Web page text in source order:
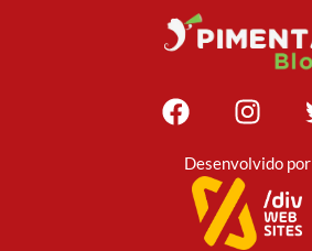
Desenvolvido por